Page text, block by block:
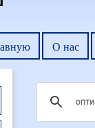
О нас